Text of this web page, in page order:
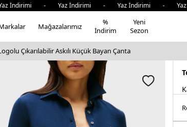
- Yaz İndirimi - Yaz İndirimi -
Mağazalarımız
%
İndirim
Yeni
Sezon
Çıkarılabilir Askılı Küçük Bayan Çanta